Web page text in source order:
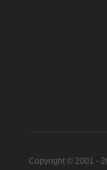
Copyright © 2001 -